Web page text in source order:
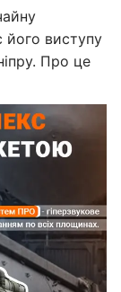
його виступу
Про це